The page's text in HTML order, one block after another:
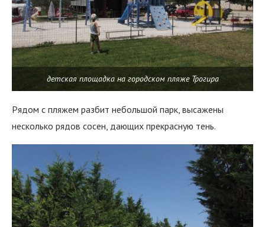
детская площадка на городском пляже Трогира
Рядом с пляжем разбит небольшой парк, высажены
несколько рядов сосен, дающих прекрасную тень.